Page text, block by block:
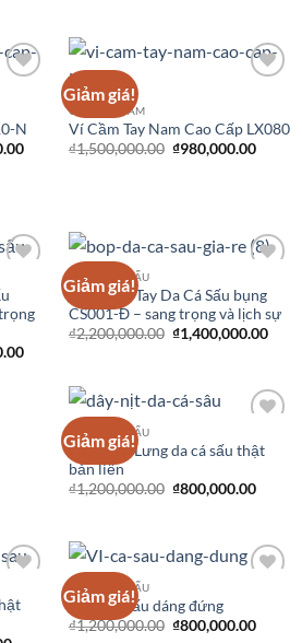
N
Giảm giá!
CLUTCH NAM
Ví Cầm Tay Nam Cao Cấp LX080
₫1,500,000.00 ₫980,000.00
Giảm giá!
Wishlist
ĐỒ DA CÁ SẤU
Bóp Cầm Tay Da Cá Sấu bụng
CS001-Đ – sang trọng và lịch sự
₫2,200,000.00 ₫1,400,000.00
Giảm giá!
Wishlist
ĐỒ DA CÁ SẤU
Dây Thắt Lưng da cá sấu thật
bản liền
₫1,200,000.00 ₫800,000.00
Giảm giá!
ĐỒ DA CÁ SẤU
Ví da cá sấu dáng đứng
₫1,200,000.00 ₫800,000.00